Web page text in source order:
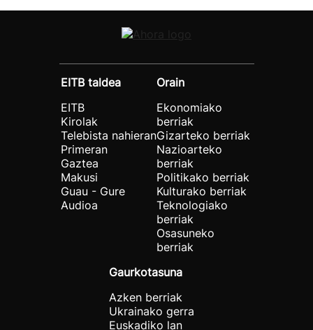
EITB taldea
EITB
Kirolak
Telebista nahieran
Primeran
Gaztea
Makusi
Guau - Gure
Audioa
Orain
Ekonomiako
berriak
Gizarteko berriak
Nazioarteko
berriak
Politikako berriak
Kulturako berriak
Teknologiako
berriak
Osasuneko
berriak
Gaurkotasuna
Azken berriak
Ukrainako gerra
Euskadiko lan